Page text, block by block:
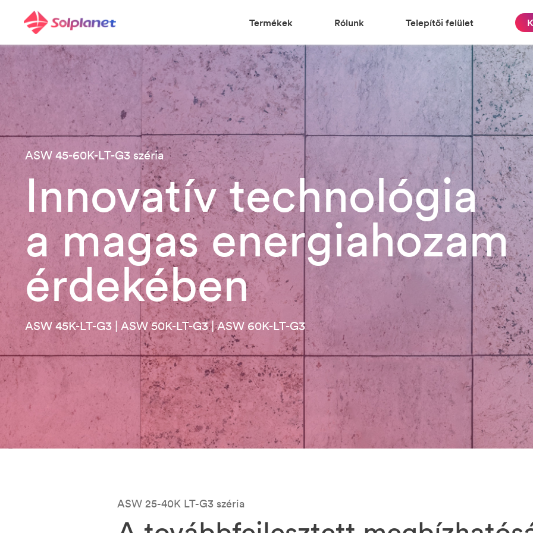
Termékek Rólunk Telepítői felület
ASW 45-60K-LT-G3 széria
Innovatív technológia
a magas energiahozam
érdekében
ASW 45K-LT-G3 | ASW 50K-LT-G3 | ASW 60K-LT-G3
ASW 25-40K LT-G3 széria